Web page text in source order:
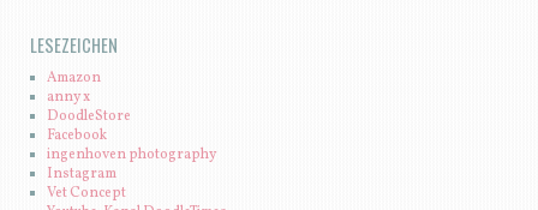
LESEZEICHEN
Amazon
anny x
DoodleStore
Facebook
ingenhoven photography
Instagram
Vet Concept